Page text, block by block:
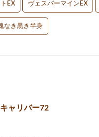
EX ヴェスパーマインEX
なき黒き半身
ャリバー72